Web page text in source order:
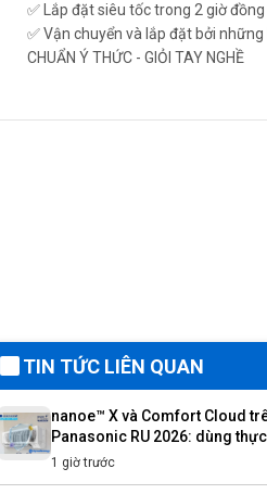
✅ Lắp đặt siêu tốc trong 2 giờ
✅ Vận chuyển và lắp đặt bởi
CHUẨN Ý THỨC - GIỎI TAY NGHỀ
TIN TỨC LIÊN QUAN
nanoe™ X và Comfort Cloud
Panasonic RU 2026: dùng
1 giờ trước